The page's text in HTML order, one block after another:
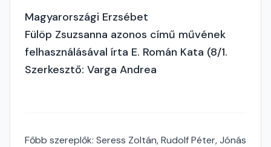
Magyarországi Erzsébet
Fülöp Zsuzsanna azonos című művének
felhasználásával írta E. Román Kata (8/1.
Szerkesztő: Varga Andrea
Főbb szereplők: Seress Zoltán, Rudolf Péter, Jónás